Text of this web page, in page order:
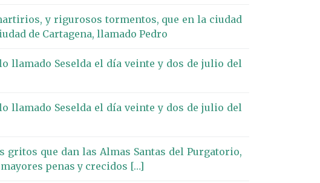
y rigurosos tormentos, que en la ciudad
de Cartagena, llamado Pedro
llamado Seselda el día veinte y dos de julio del
llamado Seselda el día veinte y dos de julio del
que dan las Almas Santas del Purgatorio,
penas y crecidos […]